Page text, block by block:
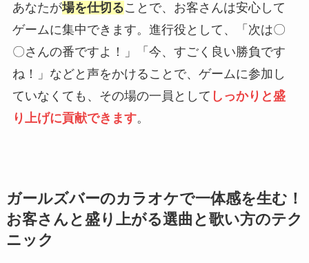
あなたが場を仕切ることで、お客さんは安心して
ゲームに集中できます。進行役として、「次は〇
〇さんの番ですよ！」「今、すごく良い勝負です
ね！」などと声をかけることで、ゲームに参加し
ていなくても、その場の一員として しっかりと盛
り上げに貢献できます。
ガールズバーのカラオケで一体感を生む！
お客さんと盛り上がる選曲と歌い方のテク
ニック